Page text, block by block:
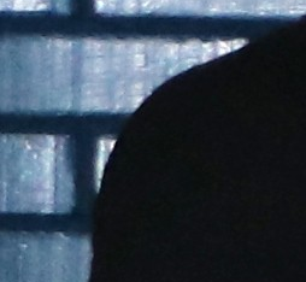
IDIS International Advisory Board
Hybrid power
EU-STRAT bulletin
Transparency of state – owned
The best and the worst local
Democracy, independence and
public institutions in Moldova